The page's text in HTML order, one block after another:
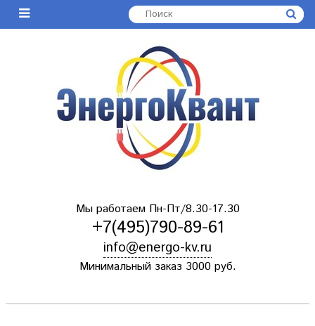
Мы работаем Пн-Пт/8.30-17.30
+7(495)790-89-61
info@energo-kv.ru
Минимальный заказ 3000 руб.